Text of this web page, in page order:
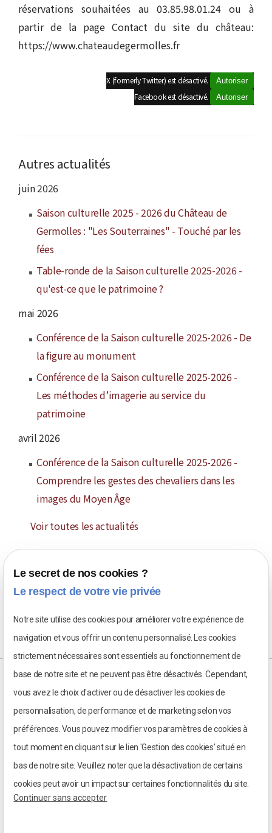
réservations souhaitées au 03.85.98.01.24 ou à
partir de la page Contact du site du château:
https://www.chateaudegermolles.fr
X (formerly Twitter) est désactivé. Autoriser
Facebook est désactivé. Autoriser
Autres actualités
juin 2026
Saison culturelle 2025 - 2026 du Château de
Germolles : "Les Souterraines" - Touché par les
fées
Table-ronde de la Saison culturelle 2025-2026 -
qu'est-ce que le patrimoine ?
mai 2026
Conférence de la Saison culturelle 2025-2026 - De
la figure au monument
Conférence de la Saison culturelle 2025-2026 -
Les méthodes d’imagerie au service du
patrimoine
avril 2026
Conférence de la Saison culturelle 2025-2026 -
Comprendre les gestes des chevaliers dans les
images du Moyen Âge
Voir toutes les actualités
Le secret de nos cookies ?
Le respect de votre vie privée
Notre site utilise des cookies pour améliorer votre expérience de
navigation et vous offrir un contenu personnalisé. Les cookies
strictement nécessaires sont essentiels au fonctionnement de
base de notre site et ne peuvent pas être désactivés. Cependant,
vous avez le choix d'activer ou de désactiver les cookies de
personnalisation, de performance et de marketing selon vos
préférences. Vous pouvez modifier vos paramètres de cookies à
tout moment en cliquant sur le lien 'Gestion des cookies' situé en
bas de notre site. Veuillez noter que la désactivation de certains
cookies peut avoir un impact sur certaines fonctionnalités du site.
Continuer sans accepter